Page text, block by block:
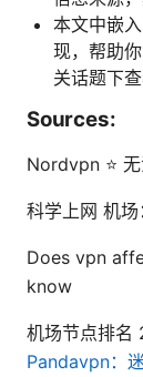
本文中嵌
现，帮助
关话题下查
Sources:
Nordvpn ⭐
科学上网 机
Does vpn
know
机场节点排名
Pandavpn：